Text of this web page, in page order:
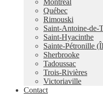
Montréal
Québec
Rimouski
Saint-Antoine-de-
Saint-Hyacinthe
Sainte-Pétronille
Sherbrooke
Tadoussac
Trois-Rivières
Victoriaville
Contact